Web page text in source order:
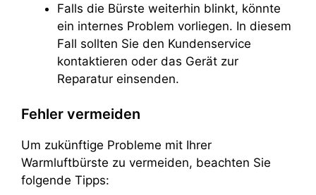
Falls die Bürste weiterhin blinkt, könnte
ein internes Problem vorliegen. In diesem
Fall sollten Sie den Kundenservice
kontaktieren oder das Gerät zur
Reparatur einsenden.
Fehler vermeiden
Um zukünftige Probleme mit Ihrer
Warmluftbürste zu vermeiden, beachten Sie
folgende Tipps: